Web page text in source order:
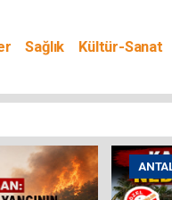
Sağlık
Kültür-Sanat